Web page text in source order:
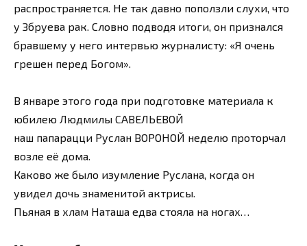
распространяется. Не так давно поползли слухи, что
у Збруева рак. Словно подводя итоги, он признался
бравшему у него интервью журналисту: «Я очень
грешен перед Богом».
В январе этого года при подготовке материала к
юбилею Людмилы САВЕЛЬЕВОЙ
наш папарацци Руслан ВОРОНОЙ неделю проторчал
возле её дома.
Каково же было изумление Руслана, когда он
увидел дочь знаменитой актрисы.
Пьяная в хлам Наташа едва стояла на ногах…